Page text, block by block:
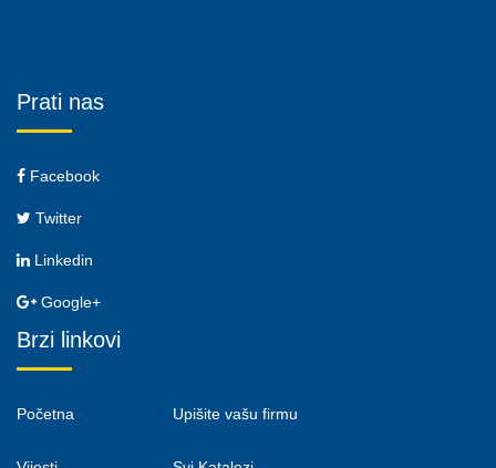
Prati nas
Facebook
Twitter
Linkedin
Google+
Brzi linkovi
Početna Upišite vašu firmu